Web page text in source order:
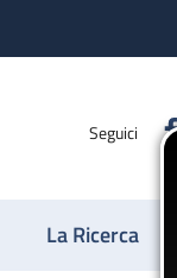
Seguici
La Ricerca